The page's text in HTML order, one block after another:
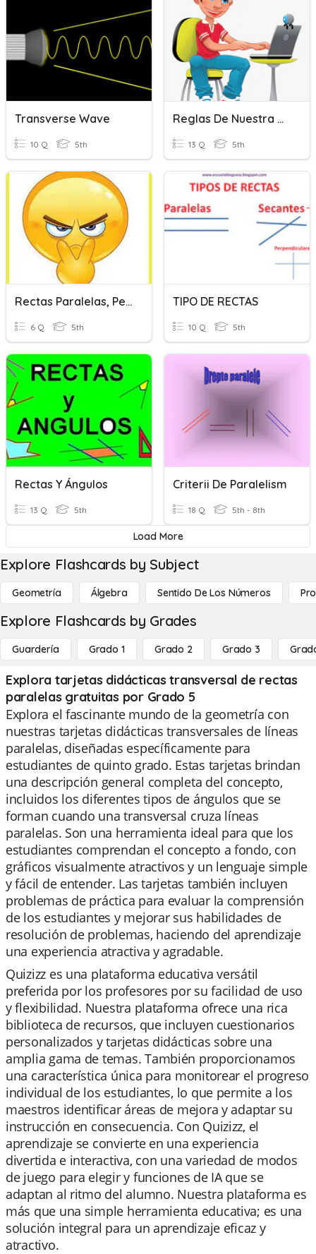
Transverse Wave
10 Q 5th
Reglas De Nuestra Clase
13 Q 5th
Rectas Paralelas, Perpendiculares Y Secantes
6 Q 5th
TIPO DE RECTAS
10 Q 5th
Rectas Y Ángulos
13 Q 5th
Criterii De Paralelism
18 Q 5th - 8th
Load More
Explore Flashcards by Subject
Geometría Álgebra Sentido De Los Números
Explore Flashcards by Grades
Guardería Grado 1 Grado 2 Grado 3
Explora tarjetas didácticas transversal de rectas
paralelas gratuitas por Grado 5
Explora el fascinante mundo de la geometría con
nuestras tarjetas didácticas transversales de líneas
paralelas, diseñadas específicamente para
estudiantes de quinto grado. Estas tarjetas brindan
una descripción general completa del concepto,
incluidos los diferentes tipos de ángulos que se
forman cuando una transversal cruza líneas
paralelas. Son una herramienta ideal para que los
estudiantes comprendan el concepto a fondo, con
gráficos visualmente atractivos y un lenguaje simple
y fácil de entender. Las tarjetas también incluyen
problemas de práctica para evaluar la comprensión
de los estudiantes y mejorar sus habilidades de
resolución de problemas, haciendo del aprendizaje
una experiencia atractiva y agradable.
Quizizz es una plataforma educativa versátil
preferida por los profesores por su facilidad de uso
y flexibilidad. Nuestra plataforma ofrece una rica
biblioteca de recursos, que incluyen cuestionarios
personalizados y tarjetas didácticas sobre una
amplia gama de temas. También proporcionamos
una característica única para monitorear el progreso
individual de los estudiantes, lo que permite a los
maestros identificar áreas de mejora y adaptar su
instrucción en consecuencia. Con Quizizz, el
aprendizaje se convierte en una experiencia
divertida e interactiva, con una variedad de modos
de juego para elegir y funciones de IA que se
adaptan al ritmo del alumno. Nuestra plataforma es
más que una simple herramienta educativa; es una
solución integral para un aprendizaje eficaz y
atractivo.